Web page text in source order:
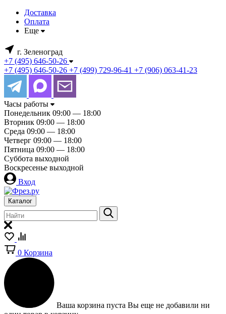
Доставка
Оплата
Еще
г. Зеленоград
+7 (495) 646-50-26
+7 (495) 646-50-26 +7 (499) 729-96-41 +7 (906) 063-41-23
Часы работы
Понедельник 09:00 — 18:00
Вторник 09:00 — 18:00
Среда 09:00 — 18:00
Четверг 09:00 — 18:00
Пятница 09:00 — 18:00
Суббота выходной
Воскресенье выходной
Вход
Каталог
0 Корзина
Ваша корзина пуста Вы еще не добавили ни